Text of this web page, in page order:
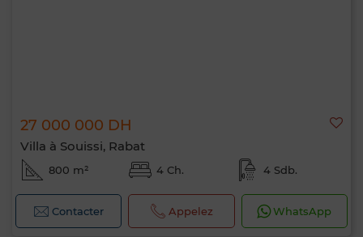
27 000 000 DH
Villa à Souissi, Rabat
800 m² 4 Ch. 4 Sdb.
Contacter Appelez WhatsApp